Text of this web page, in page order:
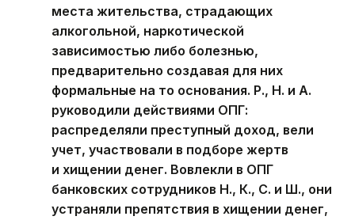
места жительства, страдающих
алкогольной, наркотической
зависимостью либо болезнью,
предварительно создавая для них
формальные на то основания. Р., Н. и А.
руководили действиями ОПГ:
распределяли преступный доход, вели
учет, участвовали в подборе жертв
и хищении денег. Вовлекли в ОПГ
банковских сотрудников Н., К., С. и Ш., они
устраняли препятствия в хищении денег,